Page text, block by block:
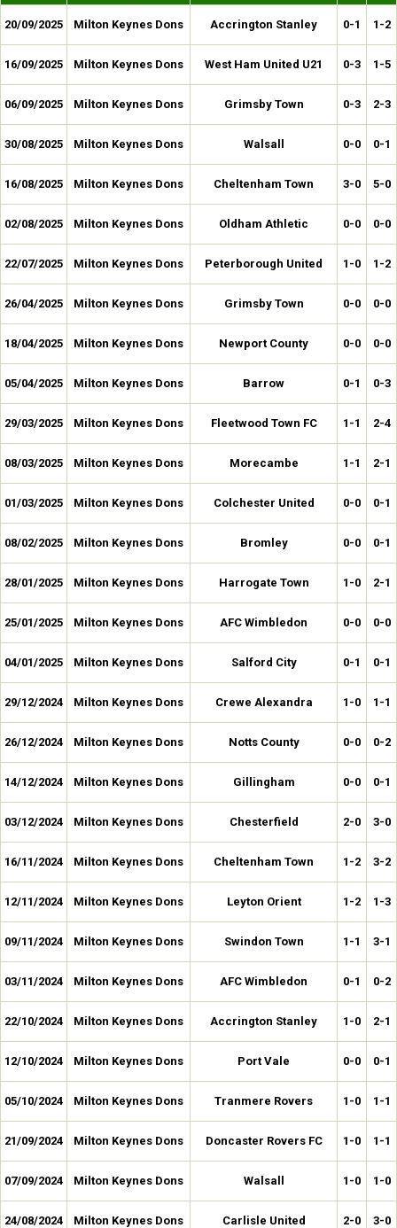
20/09/2025 Milton Keynes Dons Accrington Stanley 0-1 1-2
16/09/2025 Milton Keynes Dons West Ham United U21 0-3 1-5
06/09/2025 Milton Keynes Dons Grimsby Town 0-3 2-3
30/08/2025 Milton Keynes Dons Walsall 0-0 0-1
16/08/2025 Milton Keynes Dons Cheltenham Town 3-0 5-0
02/08/2025 Milton Keynes Dons Oldham Athletic 0-0 0-0
22/07/2025 Milton Keynes Dons Peterborough United 1-0 1-2
26/04/2025 Milton Keynes Dons Grimsby Town 0-0 0-0
18/04/2025 Milton Keynes Dons Newport County 0-0 0-0
05/04/2025 Milton Keynes Dons Barrow 0-1 0-3
29/03/2025 Milton Keynes Dons Fleetwood Town FC 1-1 2-4
08/03/2025 Milton Keynes Dons Morecambe 1-1 2-1
01/03/2025 Milton Keynes Dons Colchester United 0-0 0-1
08/02/2025 Milton Keynes Dons Bromley 0-0 0-1
28/01/2025 Milton Keynes Dons Harrogate Town 1-0 2-1
25/01/2025 Milton Keynes Dons AFC Wimbledon 0-0 0-0
04/01/2025 Milton Keynes Dons Salford City 0-1 0-1
29/12/2024 Milton Keynes Dons Crewe Alexandra 1-0 1-1
26/12/2024 Milton Keynes Dons Notts County 0-0 0-2
14/12/2024 Milton Keynes Dons Gillingham 0-0 0-1
03/12/2024 Milton Keynes Dons Chesterfield 2-0 3-0
16/11/2024 Milton Keynes Dons Cheltenham Town 1-2 3-2
12/11/2024 Milton Keynes Dons Leyton Orient 1-2 1-3
09/11/2024 Milton Keynes Dons Swindon Town 1-1 3-1
03/11/2024 Milton Keynes Dons AFC Wimbledon 0-1 0-2
22/10/2024 Milton Keynes Dons Accrington Stanley 1-0 2-1
12/10/2024 Milton Keynes Dons Port Vale 0-0 0-1
05/10/2024 Milton Keynes Dons Tranmere Rovers 1-0 1-1
21/09/2024 Milton Keynes Dons Doncaster Rovers FC 1-0 1-1
07/09/2024 Milton Keynes Dons Walsall 1-0 1-0
24/08/2024 Milton Keynes Dons Carlisle United 2-0 3-0